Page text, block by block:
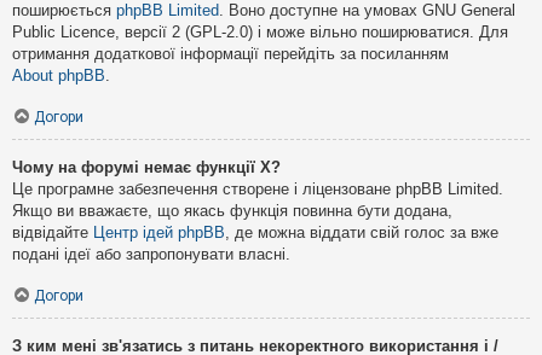
поширюється phpBB Limited. Воно доступне на умовах GNU General
Public Licence, версії 2 (GPL-2.0) і може вільно поширюватися. Для
отримання додаткової інформації перейдіть за посиланням
About phpBB.
Догори
Чому на форумі немає функції X?
Це програмне забезпечення створене і ліцензоване phpBB Limited.
Якщо ви вважаєте, що якась функція повинна бути додана,
відвідайте Центр ідей phpBB, де можна віддати свій голос за вже
подані ідеї або запропонувати власні.
Догори
З ким мені зв'язатись з питань некоректного використання і /